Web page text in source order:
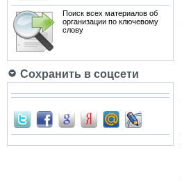
Поиск всех материалов об
организации по ключевому
слову
Сохранить в соцсети